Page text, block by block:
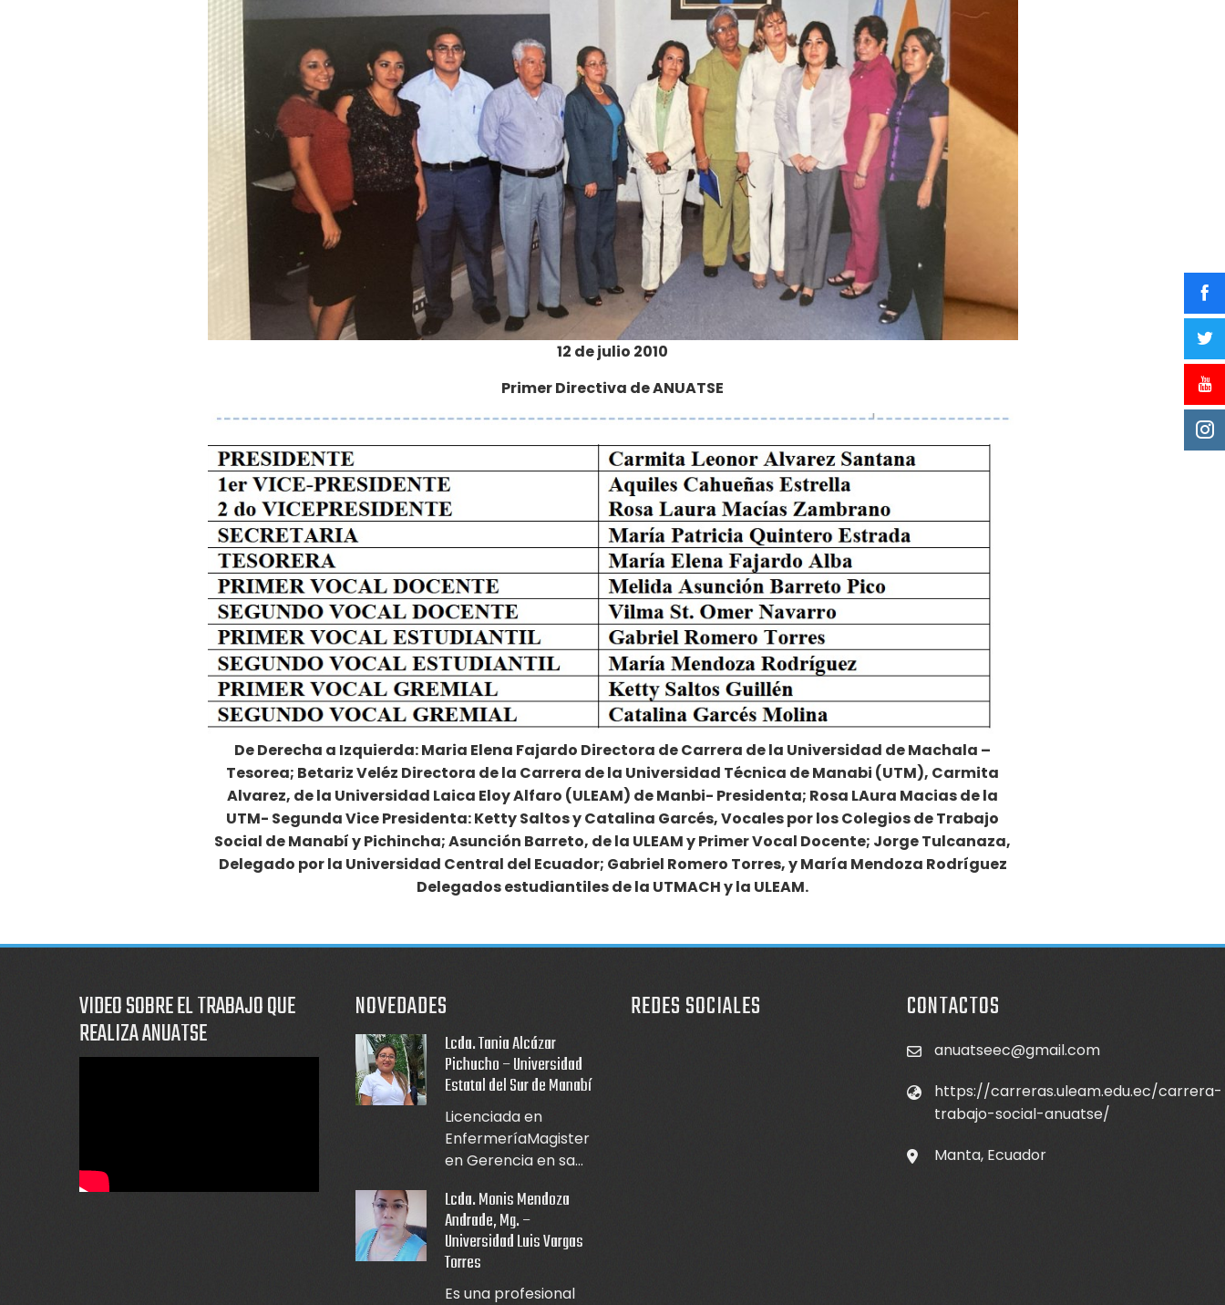
12 de julio 2010
Primer Directiva de ANUATSE
De Derecha a Izquierda: Maria Elena Fajardo Directora de Carrera de la Universidad de Machala –
Tesorea; Betariz Veléz Directora de la Carrera de la Universidad Técnica de Manabi (UTM), Carmita
Alvarez, de la Universidad Laica Eloy Alfaro (ULEAM) de Manbi- Presidenta; Rosa LAura Macias de la
UTM- Segunda Vice Presidenta: Ketty Saltos y Catalina Garcés, Vocales por los Colegios de Trabajo
Social de Manabí y Pichincha; Asunción Barreto, de la ULEAM y Primer Vocal Docente; Jorge Tulcanaza,
Delegado por la Universidad Central del Ecuador; Gabriel Romero Torres, y María Mendoza Rodríguez
Delegados estudiantiles de la UTMACH y la ULEAM.
VIDEO SOBRE EL TRABAJO QUE
REALIZA ANUATSE
NOVEDADES
Lcda. Tania Alcázar
Pichucho – Universidad
Estatal del Sur de Manabí
Licenciada en
EnfermeríaMagister
en Gerencia en sa...
Lcda. Monis Mendoza
Andrade, Mg. –
Universidad Luis Vargas
Torres
Es una profesional
REDES SOCIALES CONTACTOS
anuatseec@gmail.com
https://carreras.uleam.edu.ec/carrera-
trabajo-social-anuatse/
Manta, Ecuador